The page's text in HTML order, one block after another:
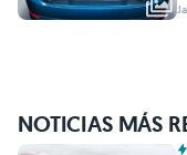
NOTICIAS MÁS